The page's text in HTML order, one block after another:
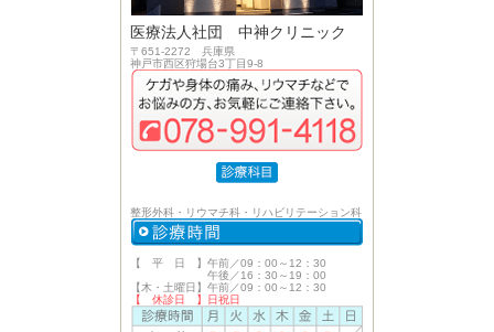
医療法人社団 中神クリニック
〒651-2272 兵庫県
神戸市西区狩場台3丁目9-8
整形外科・リウマチ科・リハビリテーション科
【 平 日 】午前／09：00～12：30
午後／16：30～19：00
【木・土曜日】午前／09：00～12：30
【 休診日 】日祝日